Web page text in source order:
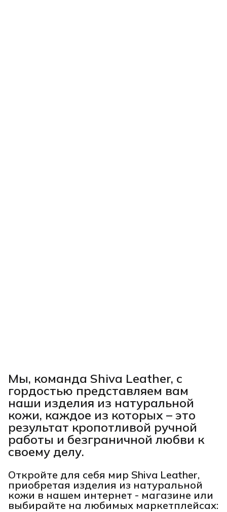
Мы, команда Shiva Leather, с
гордостью представляем вам
наши изделия из натуральной
кожи, каждое из которых – это
результат кропотливой ручной
работы и безграничной любви к
своему делу.
Откройте для себя мир Shiva Leather,
приобретая изделия из натуральной
кожи в нашем интернет - магазине или
выбирайте на любимых маркетплейсах: